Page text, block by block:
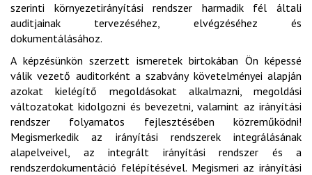
szerinti környezetirányítási rendszer harmadik fél általi
auditjainak tervezéséhez, elvégzéséhez és
dokumentálásához.
A képzésünkön szerzett ismeretek birtokában Ön képessé
válik vezető auditorként a szabvány követelményei alapján
azokat kielégítő megoldásokat alkalmazni, megoldási
változatokat kidolgozni és bevezetni, valamint az irányítási
rendszer folyamatos fejlesztésében közreműködni!
Megismerkedik az irányítási rendszerek integrálásának
alapelveivel, az integrált irányítási rendszer és a
rendszerdokumentáció felépítésével. Megismeri az irányítási